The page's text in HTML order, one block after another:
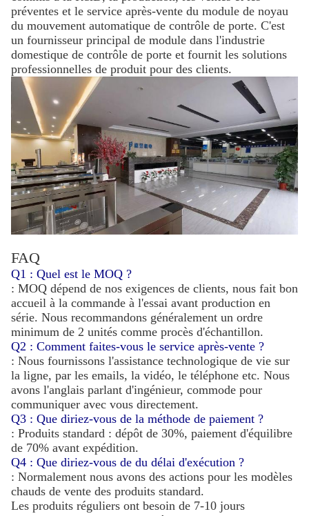
préventes et le service après-vente du module de noyau
du mouvement automatique de contrôle de porte. C'est
un fournisseur principal de module dans l'industrie
domestique de contrôle de porte et fournit les solutions
professionnelles de produit pour des clients.
FAQ
Q1 : Quel est le MOQ ?
: MOQ dépend de nos exigences de clients, nous fait bon
accueil à la commande à l'essai avant production en
série. Nous recommandons généralement un ordre
minimum de 2 unités comme procès d'échantillon.
Q2 : Comment faites-vous le service après-vente ?
: Nous fournissons l'assistance technologique de vie sur
la ligne, par les emails, la vidéo, le téléphone etc. Nous
avons l'anglais parlant d'ingénieur, commode pour
communiquer avec vous directement.
Q3 : Que diriez-vous de la méthode de paiement ?
: Produits standard : dépôt de 30%, paiement d'équilibre
de 70% avant expédition.
Q4 : Que diriez-vous de du délai d'exécution ?
: Normalement nous avons des actions pour les modèles
chauds de vente des produits standard.
Les produits réguliers ont besoin de 7-10 jours